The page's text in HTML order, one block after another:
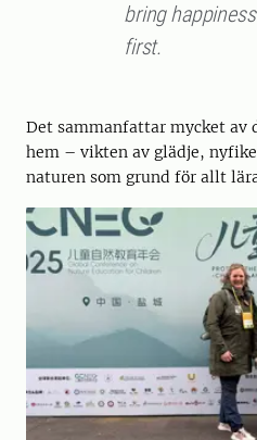
bring
first.
Det sammanfattar mycket av
hem – vikten av glädje,
naturen som grund för allt